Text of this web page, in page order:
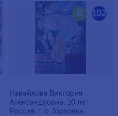
102
0
Навайлова Виктория
Александровна, 10 лет,
Россия, г. о. Горловка